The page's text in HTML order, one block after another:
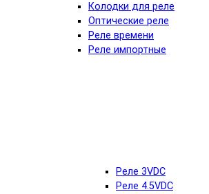
Колодки для реле
Оптические реле
Реле времени
Реле импортные
Реле 3VDC
Реле 4.5VDC